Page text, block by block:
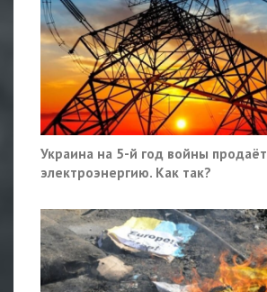
Украина на 5-й год войны продаёт
электроэнергию. Как так?